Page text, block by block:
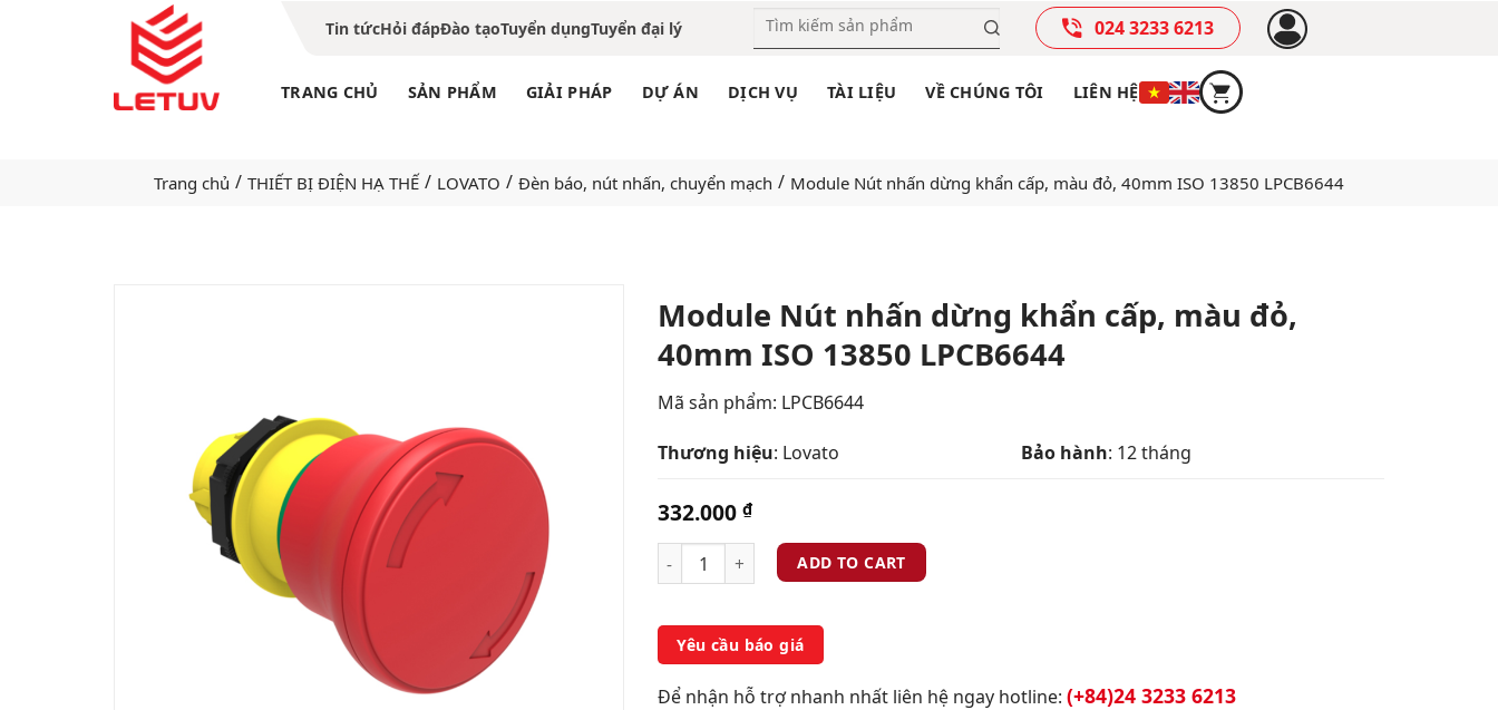
Tin tứcHỏi đápĐào tạoTuyển dụngTuyển đại lý 024 3233 6213
TRANG CHỦ SẢN PHẨM GIẢI PHÁP DỰ ÁN DỊCH VỤ TÀI LIỆU VỀ CHÚNG TÔI LIÊN HỆ
Trang chủ / THIẾT BỊ ĐIỆN HẠ THẾ / LOVATO / Đèn báo, nút nhấn, chuyển mạch / Module Nút nhấn dừng khẩn cấp, màu đỏ, 40mm ISO 13850 LPCB6644
Module Nút nhấn dừng khẩn cấp, màu đỏ,
40mm ISO 13850 LPCB6644
Mã sản phẩm: LPCB6644
Thương hiệu: Lovato Bảo hành: 12 tháng
332.000 ₫
ADD TO CART
Yêu cầu báo giá
Để nhận hỗ trợ nhanh nhất liên hệ ngay hotline: (+84)24 3233 6213